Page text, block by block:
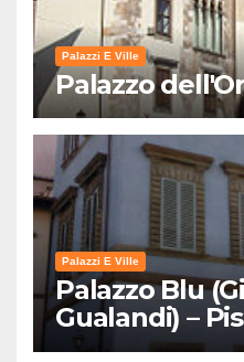
Palazzi E Ville
Palazzo
Palazzi E Ville
Palazzo Blu
Gualandi) –
Mostre e Info